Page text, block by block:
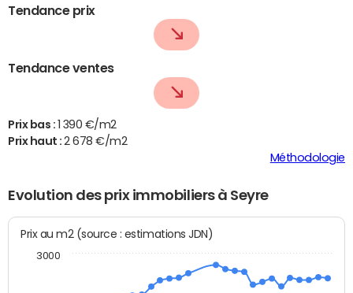
Tendance prix
Tendance ventes
Prix bas :
1 390 €/m2
Prix haut :2 678 €/m2
Méthodologie
Evolution des prix immobiliers à Seyre
Prix au m2 (source : estimations JDN)
3000